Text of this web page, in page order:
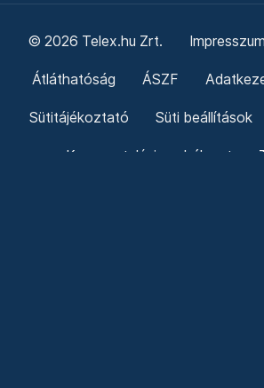
© 2026 Telex.hu Zrt. Impresszum
Átláthatóság ÁSZF
Sütitájékoztató Süti beállítások
Kommentelési szabályzat